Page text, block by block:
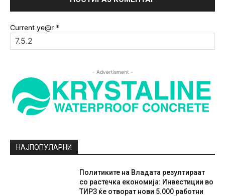
Current ye@r *
- Advertisment -
НАЈПОПУЛАРНИ
Политиките на Владата резултираат
со растечка економија: Инвестиции во
ТИРЗ ќе отворат нови 5.000 работни